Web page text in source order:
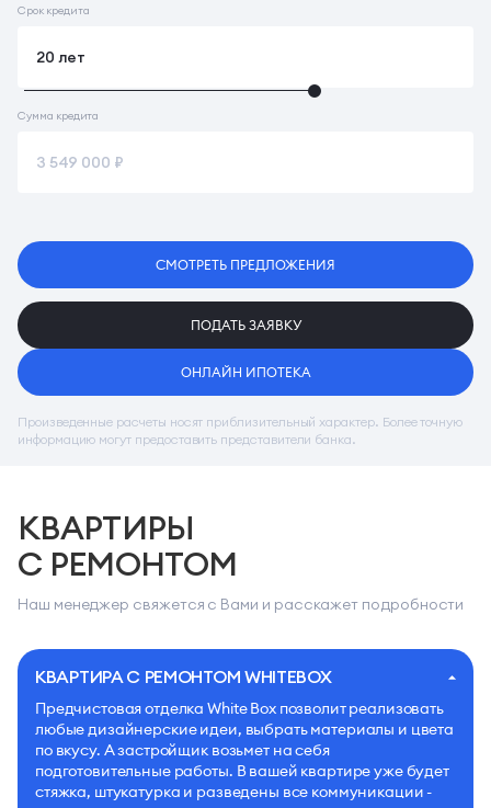
Срок кредита
Сумма кредита
СМОТРЕТЬ ПРЕДЛОЖЕНИЯ
ПОДАТЬ ЗАЯВКУ
ОНЛАЙН ИПОТЕКА
Произведенные расчеты носят приблизительный характер. Более точную
информацию могут предоставить представители банка.
КВАРТИРЫ
С РЕМОНТОМ
Наш менеджер свяжется с Вами и расскажет подробности
КВАРТИРА С РЕМОНТОМ WHITEBOX
Предчистовая отделка White Box позволит реализовать
любые дизайнерские идеи, выбрать материалы и цвета
по вкусу. А застройщик возьмет на себя
подготовительные работы. В вашей квартире уже будет
стяжка, штукатурка и разведены все коммуникации -